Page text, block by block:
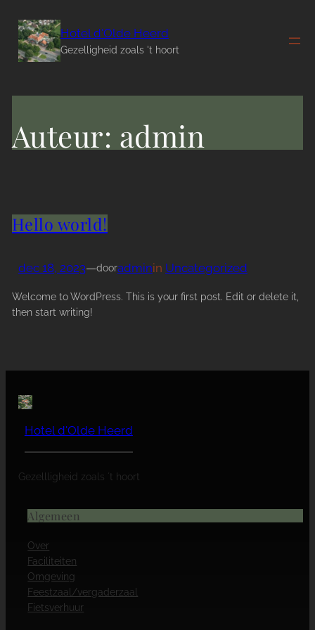
naar
de
Hotel d'Olde Heerd
Gezelligheid zoals 't hoort
Auteur: admin
Hello world!
dec 18, 2023—dooradminin Uncategorized
Welcome to WordPress. This is your first post. Edit or delete it,
then start writing!
Hotel d'Olde Heerd
Gezellligheid zoals ´t hoort
Algemeen
Over
Faciliteiten
Omgeving
Feestzaal/vergaderzaal
Fietsverhuur